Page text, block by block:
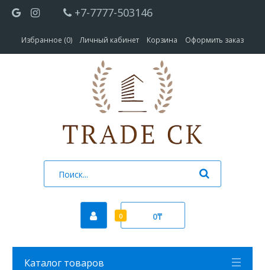
+7-7777-503146
Избранное (0) Личный кабинет Корзина Оформить заказ
0 0₸
Каталог товаров